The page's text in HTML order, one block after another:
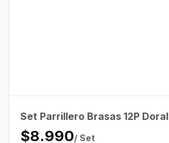
Set Parrillero Brasas 12P Doral
$8.990/ Set